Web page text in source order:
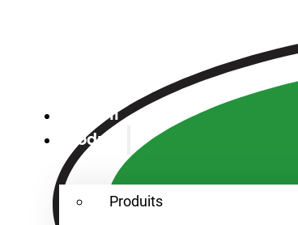
Accueil
Produits
Produits